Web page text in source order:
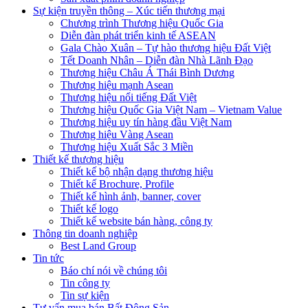
Sự kiện truyền thông – Xúc tiến thương mại
Chương trình Thương hiệu Quốc Gia
Diễn đàn phát triển kinh tế ASEAN
Gala Chào Xuân – Tự hào thương hiệu Đất Việt
Tết Doanh Nhân – Diễn đàn Nhà Lãnh Đạo
Thương hiệu Châu Á Thái Bình Dương
Thương hiệu mạnh Asean
Thương hiệu nổi tiếng Đất Việt
Thương hiệu Quốc Gia Việt Nam – Vietnam Value
Thương hiệu uy tín hàng đầu Việt Nam
Thương hiệu Vàng Asean
Thương hiệu Xuất Sắc 3 Miền
Thiết kế thương hiệu
Thiết kế bộ nhận dạng thương hiệu
Thiết kế Brochure, Profile
Thiết kế hình ảnh, banner, cover
Thiết kế logo
Thiết kế website bán hàng, công ty
Thông tin doanh nghiệp
Best Land Group
Tin tức
Báo chí nói về chúng tôi
Tin công ty
Tin sự kiện